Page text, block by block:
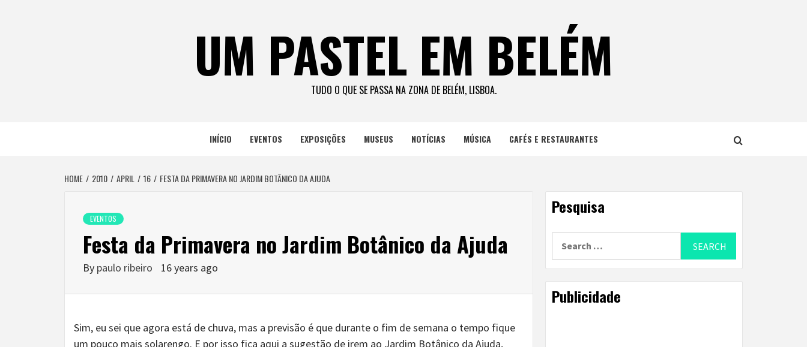
UM PASTEL EM BELÉM
TUDO O QUE SE PASSA NA ZONA DE BELÉM, LISBOA.
INÍCIO EVENTOS EXPOSIÇÕES MUSEUS NOTÍCIAS MÚSICA CAFÉS E RESTAURANTES
HOME 2010 APRIL 16 FESTA DA PRIMAVERA NO JARDIM BOTÂNICO DA AJUDA
EVENTOS
Festa da Primavera no Jardim Botânico da Ajuda
By paulo ribeiro 16 years ago
Sim, eu sei que agora está de chuva, mas a previsão é que durante o fim de semana o tempo fique
um pouco mais solarengo. E por isso fica aqui a sugestão de irem ao Jardim Botânico da Ajuda,
Pesquisa
Publicidade